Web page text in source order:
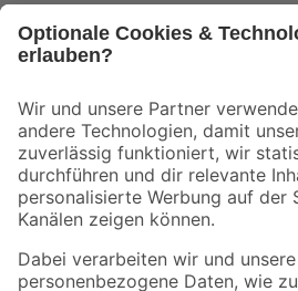
Der toom Newsletter: Keine Angebote und
Zur Newsletter Anmeldung
Folge uns